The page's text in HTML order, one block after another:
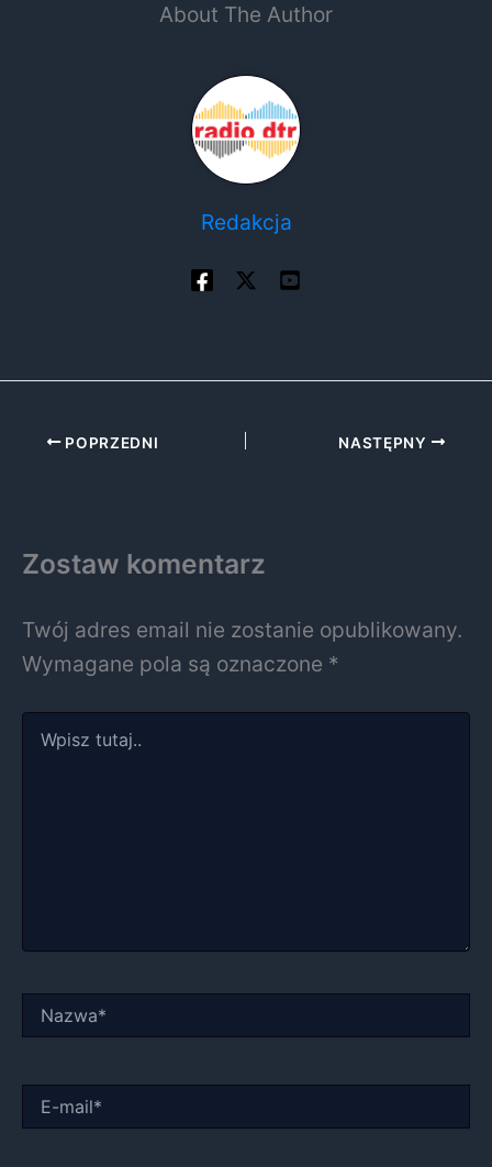
About The Author
Redakcja
POPRZEDNI NASTĘPNY
Zostaw komentarz
Twój adres email nie zostanie opublikowany.
Wymagane pola są oznaczone *
tutaj..
mail*